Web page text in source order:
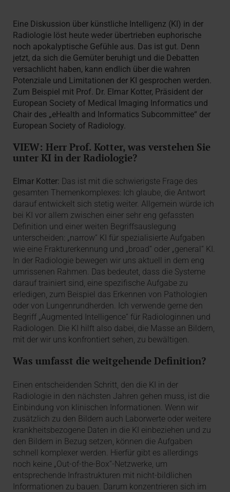
Eine Diskussion über künstliche Intelligenz (KI) in der
Radiologie löst heute weder übertrieben euphorische
noch apokalyptische Gefühle aus. Das ist gut. Denn
jetzt, da sich die Gemüter beruhigt und die Debatten
versachlicht haben, kann endlich über die wahren
Potenziale und Limitationen der KI gesprochen werden.
Zum Beispiel mit Prof. Dr. Elmar Kotter, Präsident der
European Society of Medical Imaging Informatics und
Chair des „eHealth and Informatics Subcommittee“ der
European Society of Radiology.
VIEW: Herr Prof. Kotter, was verstehen Sie
unter KI in der Radiologie?
Elmar Kotter: Das ist mit die schwierigste Frage des
gesamten Themenkomplexes: Ich glaube, die Antwort
darauf entwickelt sich stetig weiter. Allgemein würde ich
bei KI vor allem zwischen einer sehr eng gefassten
Definition und einer weiten Begriffsauslegung
unterscheiden: „narrow“ KI für spezialisierte Aufgaben
wie eine Frakturerkennung und „broad“ oder „general“ KI.
In der Radiologie bewegen wir uns aktuell in dem eng
umrissenen Rahmen. Das bedeutet, dass die Systeme
darauf trainiert sind, eine spezifische Aufgabe zu
erledigen, zum Beispiel das Erkennen von Pathologien
oder von Lungenrundherden. Ich verwende gerne den
Begriff „Augmented Intelligence“ für Radiologinnen und
Radiologen. Die KI hilft also dabei, die Masse an Bildern,
mit der wir uns konfrontiert sehen, zu bewältigen.
Was umfasst die weitgehende Definition?
Einen entscheidenden Schritt, den die KI in der
Radiologie in den nächsten Jahren gehen muss, ist die
Einbindung von klinischen Informationen. Wenn wir
zusätzlich zu den Bildern auch Laborwerte oder weitere
krankheitsbezogene Daten in die KI einbeziehen und zu
den Bildern in Bezug setzen, können die Aufgaben
schnell komplexer werden. Hierfür gibt es allerdings
noch keine „Out-of-the-Box“-Netzwerke, um
entsprechende Infrastrukturen mit nicht-bildlichen
Informationen zu bauen. Darum konzentrieren sich im